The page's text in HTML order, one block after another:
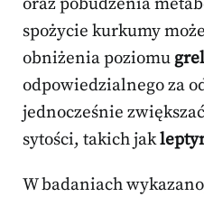
oraz pobudzenia
spożycie kurkumy
obniżenia poziomu
odpowiedzialnego za
jednocześnie
sytości, takich jak
W badaniach